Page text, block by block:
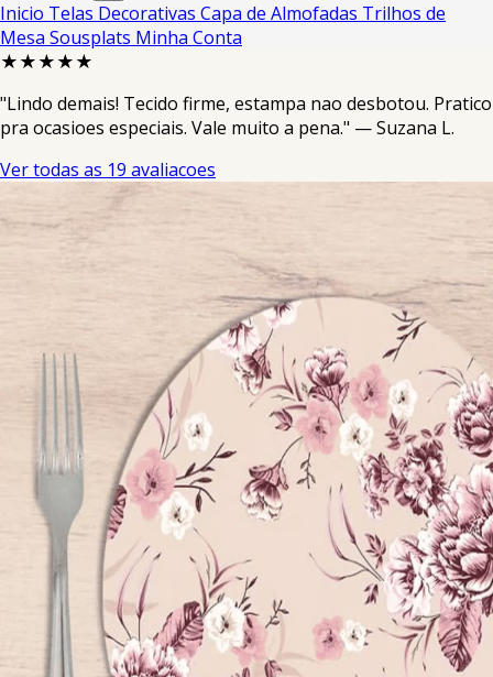
Inicio Telas Decorativas Capa de Almofadas Trilhos de
Mesa Sousplats Minha Conta
★★★★★
"Lindo demais! Tecido firme, estampa nao desbotou. Pratico
pra ocasioes especiais. Vale muito a pena." — Suzana L.
Ver todas as 19 avaliacoes